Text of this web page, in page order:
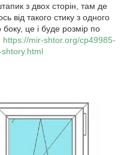
з двох сторін, там де
від такого стику з одного
боку, це і буде розмір по
https://mir-shtor.org/cp49985-